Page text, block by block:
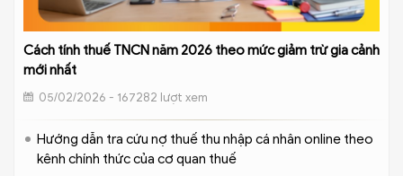
Cách tính thuế TNCN năm 2026 theo mức giảm trừ gia cảnh
mới nhất
05/02/2026 - 167282 lượt xem
Hướng dẫn tra cứu nợ thuế thu nhập cá nhân online theo
kênh chính thức của cơ quan thuế